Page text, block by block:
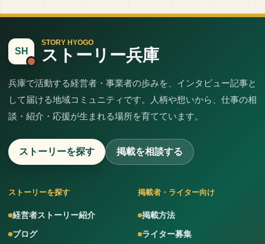
SH
STORY HYOGO
ストーリー兵庫
兵庫で活動する経営者・事業者の歩みを、インタビュー記事と
して届ける地域コミュニティです。人柄や想いから、仕事の相
談・紹介・応援が生まれる場所を育てています。
ストーリーを探す 掲載を相談する
ストーリーを探す
経営者ストーリー紹介
ブログ
掲載者・ライター向け
掲載方法
ライター募集